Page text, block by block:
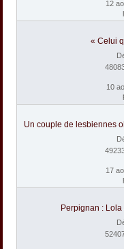
12
« Celui
10
Un couple de lesbiennes
17
Perpignan :